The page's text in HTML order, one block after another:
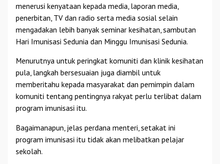
menerusi kenyataan kepada media, laporan media,
penerbitan, TV dan radio serta media sosial selain
mengadakan lebih banyak seminar kesihatan, sambutan
Hari Imunisasi Sedunia dan Minggu Imunisasi Sedunia.
Menurutnya untuk peringkat komuniti dan klinik kesihatan
pula, langkah bersesuaian juga diambil untuk
memberitahu kepada masyarakat dan pemimpin dalam
komuniti tentang pentingnya rakyat perlu terlibat dalam
program imunisasi itu.
Bagaimanapun, jelas perdana menteri, setakat ini
program imunisasi itu tidak akan melibatkan pelajar
sekolah.